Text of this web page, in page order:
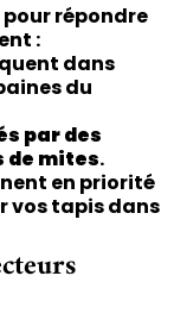
répondre
:
dans
du
par des
de mites.
en priorité
vos tapis dans